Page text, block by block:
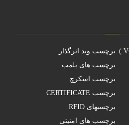
برچسب وید اثرگذار
برچسب های پلمپ
برچسب اسکرچ
برچسب CERTIFICATE
برچسبهای RFID
برچسب های امنیتی